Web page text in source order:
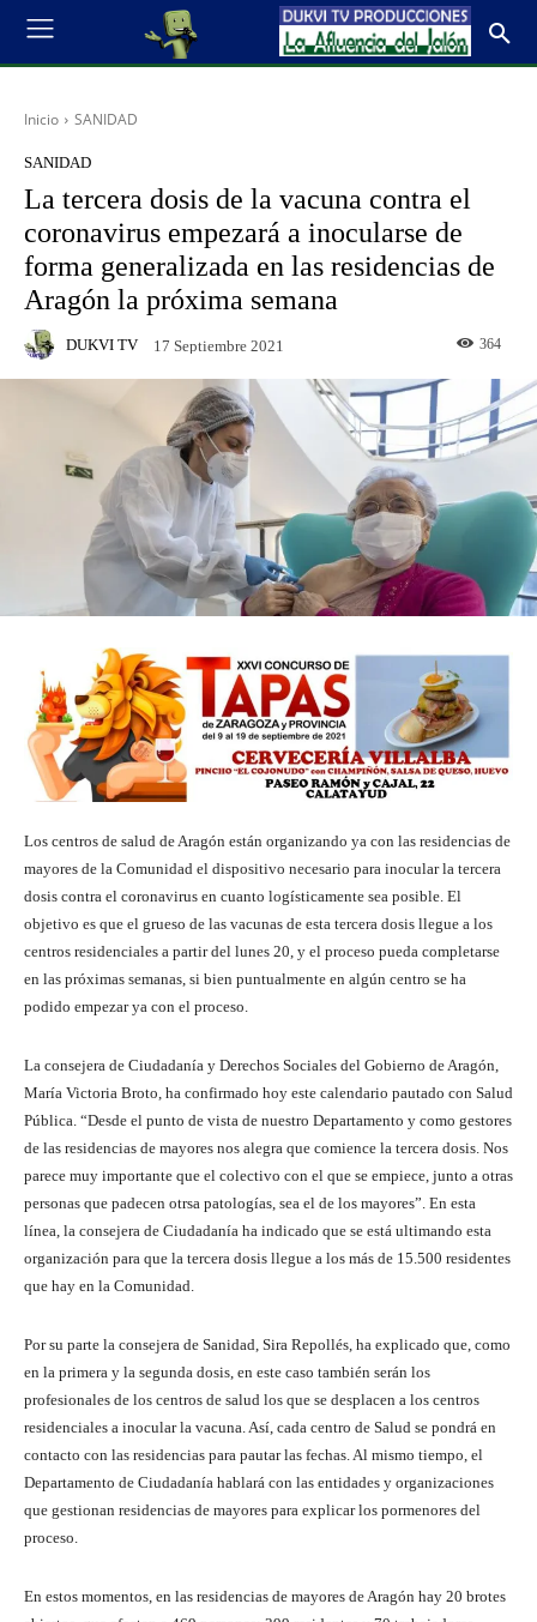
Inicio SANIDAD
SANIDAD
La tercera dosis de la vacuna contra el
coronavirus empezará a inocularse de
forma generalizada en las residencias de
Aragón la próxima semana
DUKVI TV 17 Septiembre 2021 364
Los centros de salud de Aragón están organizando ya con las residencias de
mayores de la Comunidad el dispositivo necesario para inocular la tercera
dosis contra el coronavirus en cuanto logísticamente sea posible. El
objetivo es que el grueso de las vacunas de esta tercera dosis llegue a los
centros residenciales a partir del lunes 20, y el proceso pueda completarse
en las próximas semanas, si bien puntualmente en algún centro se ha
podido empezar ya con el proceso.
La consejera de Ciudadanía y Derechos Sociales del Gobierno de Aragón,
María Victoria Broto, ha confirmado hoy este calendario pautado con Salud
Pública. “Desde el punto de vista de nuestro Departamento y como gestores
de las residencias de mayores nos alegra que comience la tercera dosis. Nos
parece muy importante que el colectivo con el que se empiece, junto a otras
personas que padecen otrsa patologías, sea el de los mayores”. En esta
línea, la consejera de Ciudadanía ha indicado que se está ultimando esta
organización para que la tercera dosis llegue a los más de 15.500 residentes
que hay en la Comunidad.
Por su parte la consejera de Sanidad, Sira Repollés, ha explicado que, como
en la primera y la segunda dosis, en este caso también serán los
profesionales de los centros de salud los que se desplacen a los centros
residenciales a inocular la vacuna. Así, cada centro de Salud se pondrá en
contacto con las residencias para pautar las fechas. Al mismo tiempo, el
Departamento de Ciudadanía hablará con las entidades y organizaciones
que gestionan residencias de mayores para explicar los pormenores del
proceso.
En estos momentos, en las residencias de mayores de Aragón hay 20 brotes